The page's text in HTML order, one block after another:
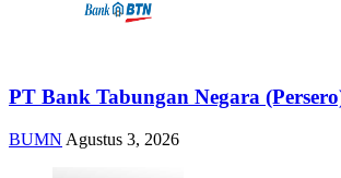
PT Bank Tabungan Negara
BUMN Agustus 3, 2026